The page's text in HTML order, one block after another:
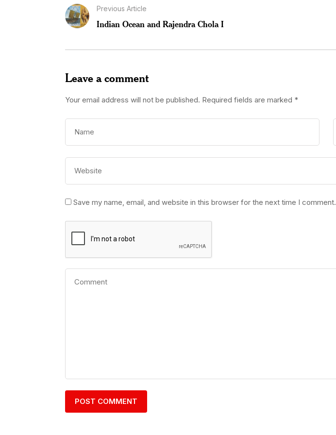
Previous Article
Indian Ocean and Rajendra Chola I
Leave a comment
Your email address will not be published. Required fields are marked *
Save my name, email, and website in this browser for the next time I comment.